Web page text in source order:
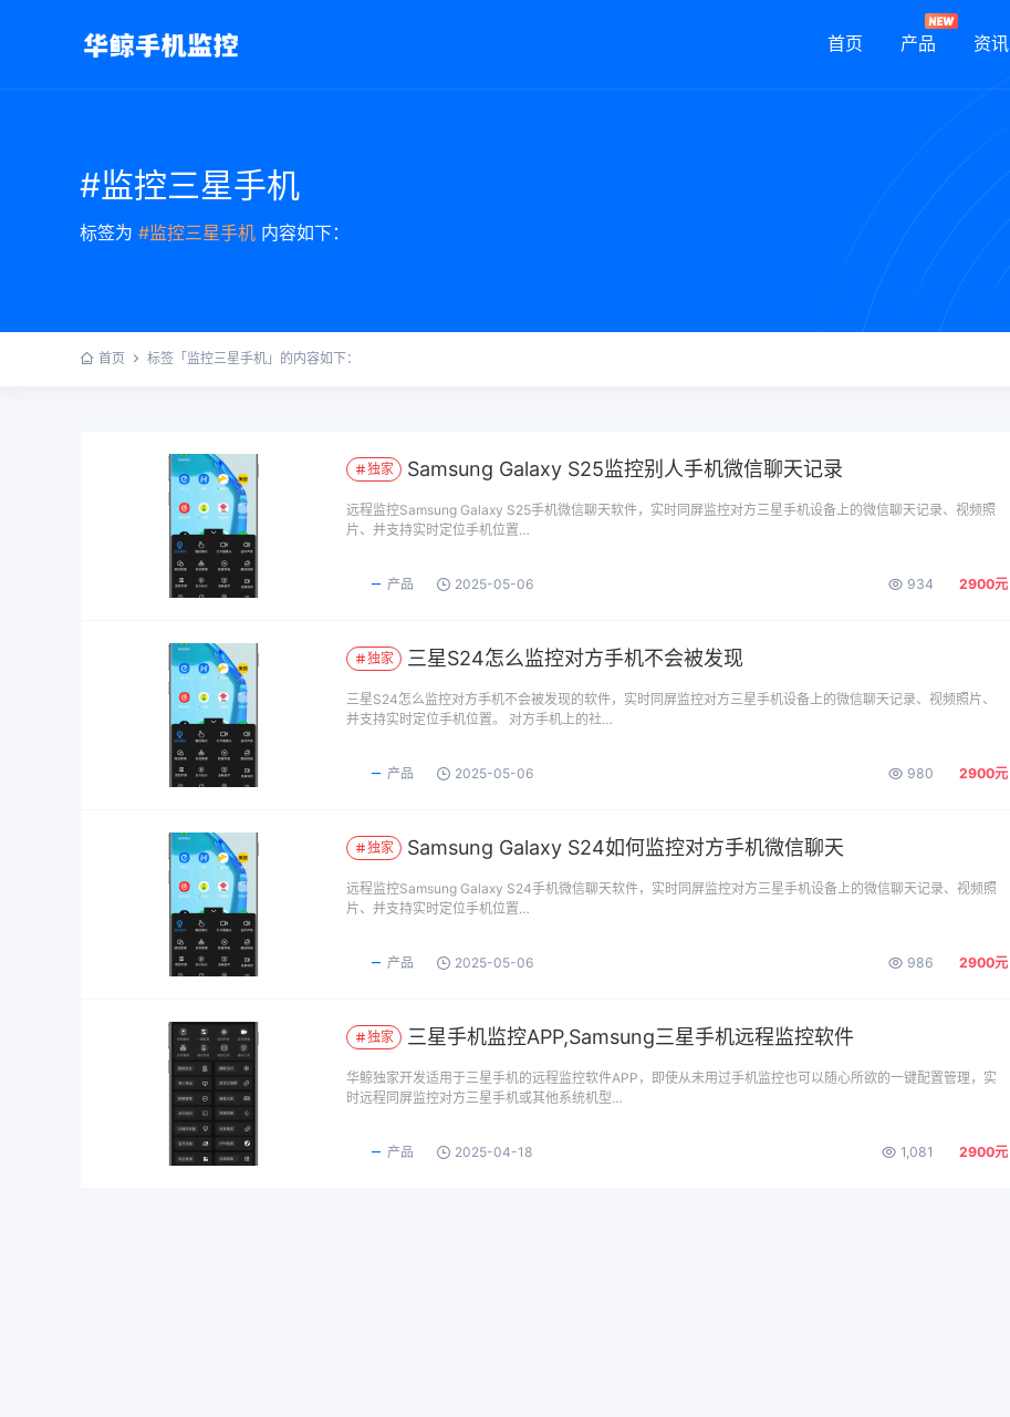
首页 产品 资讯
#监控三星手机
标签为 #监控三星手机 内容如下：
首页 标签「监控三星手机」的内容如下：
独家 Samsung Galaxy S25监控别人手机微信聊天记录
远程监控Samsung Galaxy S25手机微信聊天软件，实时同屏监控对方三星手机设备上的微信聊天记录、视频照
片、并支持实时定位手机位置…
产品 2025-05-06 934 2900元
独家 三星S24怎么监控对方手机不会被发现
三星S24怎么监控对方手机不会被发现的软件，实时同屏监控对方三星手机设备上的微信聊天记录、视频照片、
并支持实时定位手机位置。 对方手机上的社…
产品 2025-05-06 980 2900元
独家 Samsung Galaxy S24如何监控对方手机微信聊天
远程监控Samsung Galaxy S24手机微信聊天软件，实时同屏监控对方三星手机设备上的微信聊天记录、视频照
片、并支持实时定位手机位置…
产品 2025-05-06 986 2900元
独家 三星手机监控APP,Samsung三星手机远程监控软件
华鲸独家开发适用于三星手机的远程监控软件APP，即使从未用过手机监控也可以随心所欲的一键配置管理，实
时远程同屏监控对方三星手机或其他系统机型…
产品 2025-04-18 1,081 2900元